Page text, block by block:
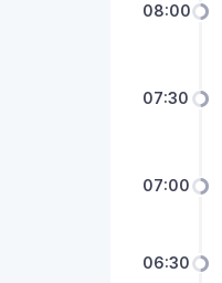
08:00
07:30
07:00
06:30